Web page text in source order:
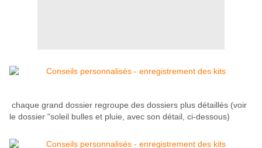
chaque grand dossier regroupe des dossiers plus détaillés (voir
le dossier "soleil bulles et pluie, avec son détail, ci-dessous)